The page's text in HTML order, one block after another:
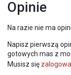
Opinie
Na razie nie ma
Napisz pierwszą
gotowych mas z
Musisz się